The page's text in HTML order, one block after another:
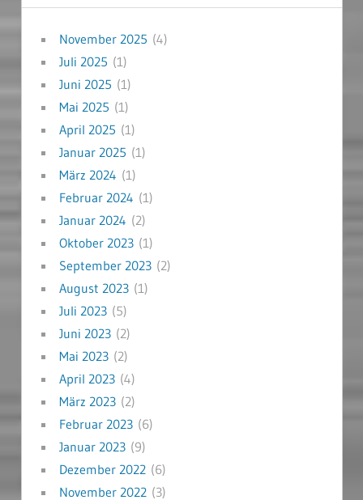
November 2025 (4)
Juli 2025 (1)
Juni 2025 (1)
Mai 2025 (1)
April 2025 (1)
Januar 2025 (1)
März 2024 (1)
Februar 2024 (1)
Januar 2024 (2)
Oktober 2023(1)
September 2023(2)
August 2023(1)
Juli 2023(5)
Juni 2023(2)
Mai 2023(2)
April 2023(4)
März 2023(2)
Februar 2023(6)
Januar 2023(9)
Dezember 2022(6)
November 2022(3)